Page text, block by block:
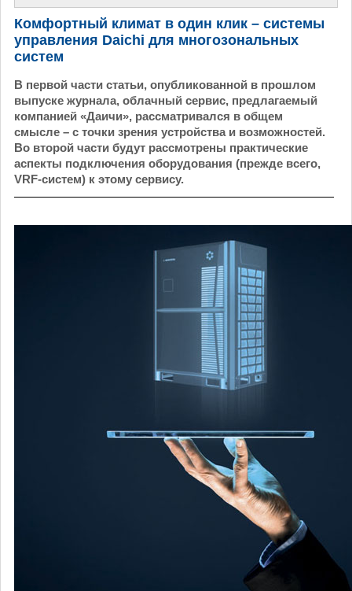
Комфортный климат в один клик – системы
управления Daichi для многозональных
систем
В первой части статьи, опубликованной в прошлом
выпуске журнала, облачный сервис, предлагаемый
компанией «Даичи», рассматривался в общем
смысле – с точки зрения устройства и возможностей.
Во второй части будут рассмотрены практические
аспекты подключения оборудования (прежде всего,
VRF-систем) к этому сервису.